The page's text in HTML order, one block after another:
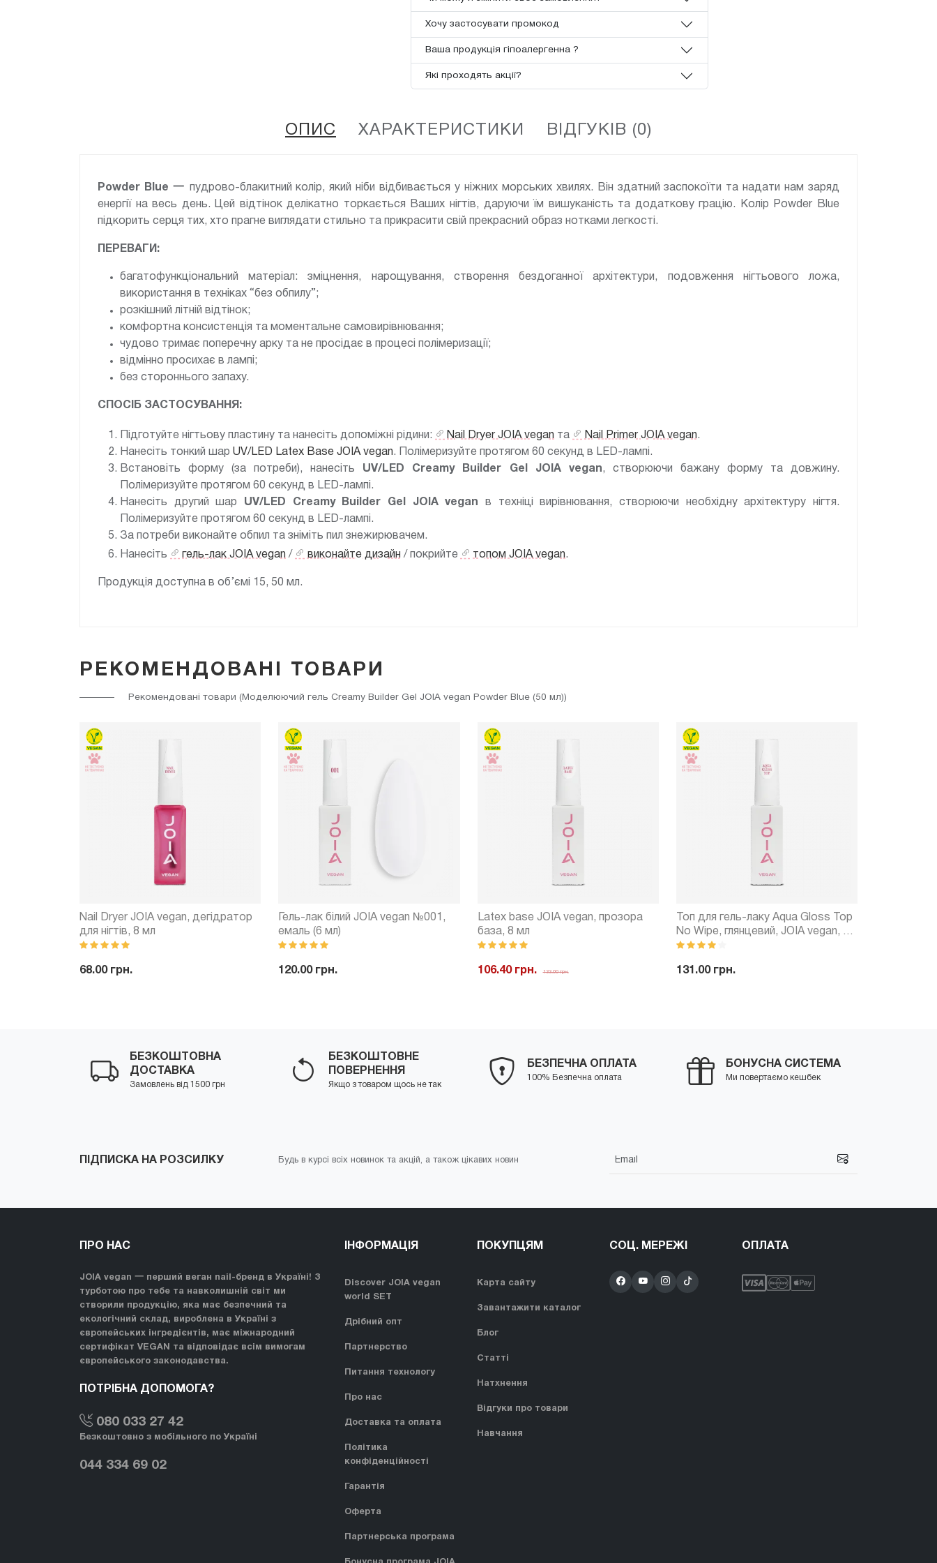
Хочу застосувати промокод
Ваша продукція гіпоалергенна ?
Які проходять акції?
ОПИС ХАРАКТЕРИСТИКИ ВІДГУКІВ (0)
Powder Blue 一
пудрово-блакитний колір, який ніби відбивається у ніжних морських хвилях. Він здатний заспокоїти та надати нам заряд
енергії на весь день. Цей відтінок делікатно торкається Ваших нігтів, даруючи їм вишуканість та додаткову грацію. Колір Powder Blue
підкорить серця тих, хто прагне виглядати стильно та прикрасити свій прекрасний образ нотками легкості.
ПЕРЕВАГИ:
багатофункціональний матеріал: зміцнення, нарощування, створення бездоганної архітектури, подовження нігтьового ложа,
використання в техніках “без обпилу”;
розкішний літній відтінок;
комфортна консистенція та моментальне самовирівнювання;
чудово тримає поперечну арку та не просідає в процесі полімеризації;
відмінно просихає в лампі;
без стороннього запаху.
СПОСІБ ЗАСТОСУВАННЯ:
Підготуйте нігтьову пластину та нанесіть допоміжні рідини: Nail Dryer JOIA vegan та Nail Primer JOIA vegan.
Нанесіть тонкий шар UV/LED Latex Base JOIA vegan. Полімеризуйте протягом 60 секунд в LED-лампі.
Встановіть форму (за потреби), нанесіть UV/LED Creamy Builder Gel JOIA vegan, створюючи бажану форму та довжину.
Полімеризуйте протягом 60 секунд в LED-лампі.
Нанесіть другий шар UV/LED Creamy Builder Gel JOIA vegan в техніці вирівнювання, створюючи необхідну архітектуру нігтя.
Полімеризуйте протягом 60 секунд в LED-лампі.
За потреби виконайте обпил та зніміть пил знежирювачем.
Нанесіть
гель-лак JOIA vegan / виконайте дизайн / покрийте топом JOIA vegan.
Продукція доступна в об’ємі 15, 50 мл.
РЕКОМЕНДОВАНІ ТОВАРИ
Рекомендовані товари (Моделюючий гель Creamy Builder Gel JOIA vegan Powder Blue (50 мл))
Nail Dryer JOIA vegan, дегідратор
для нігтів, 8 мл
68.00 грн.
Гель-лак білий JOIA vegan №001,
емаль (6 мл)
120.00 грн.
Latex base JOIA vegan, прозора
база, 8 мл
106.40 грн. 133.00 грн.
Топ для гель-лаку Aqua Gloss Top
No Wipe, глянцевий, JOIA vegan, 8
мл
131.00 грн.
БЕЗКОШТОВНА
ДОСТАВКА
Замовлень від 1500 грн
БЕЗКОШТОВНЕ
ПОВЕРНЕННЯ
Якщо з товаром щось не так
БЕЗПЕЧНА ОПЛАТА
100% Безпечна оплата
БОНУСНА СИСТЕМА
Ми повертаємо кешбек
ПІДПИСКА НА РОЗСИЛКУ Будь в курсі всіх новинок та акцій, а також цікавих новин
ПРО НАС
JOIA vegan 一 перший веган nail-бренд в Україні! З
турботою про тебе та навколишній світ ми
створили продукцію, яка має безпечний та
екологічний склад, вироблена в Україні з
європейських інгредієнтів, має міжнародний
сертифікат VEGAN та відповідає всім вимогам
європейського законодавства.
ПОТРІБНА ДОПОМОГА?
080 033 27 42
Безкоштовно з мобільного по Україні
044 334 69 02
ІНФОРМАЦІЯ
Discover JOIA vegan
world SET
Дрібний опт
Партнерство
Питання технологу
Про нас
Доставка та оплата
Політика
конфіденційності
Гарантія
Оферта
Партнерська програма
ПОКУПЦЯМ
Карта сайту
Завантажити каталог
Блог
Статті
Натхнення
Відгуки про товари
Навчання
СОЦ. МЕРЕЖІ ОПЛАТА